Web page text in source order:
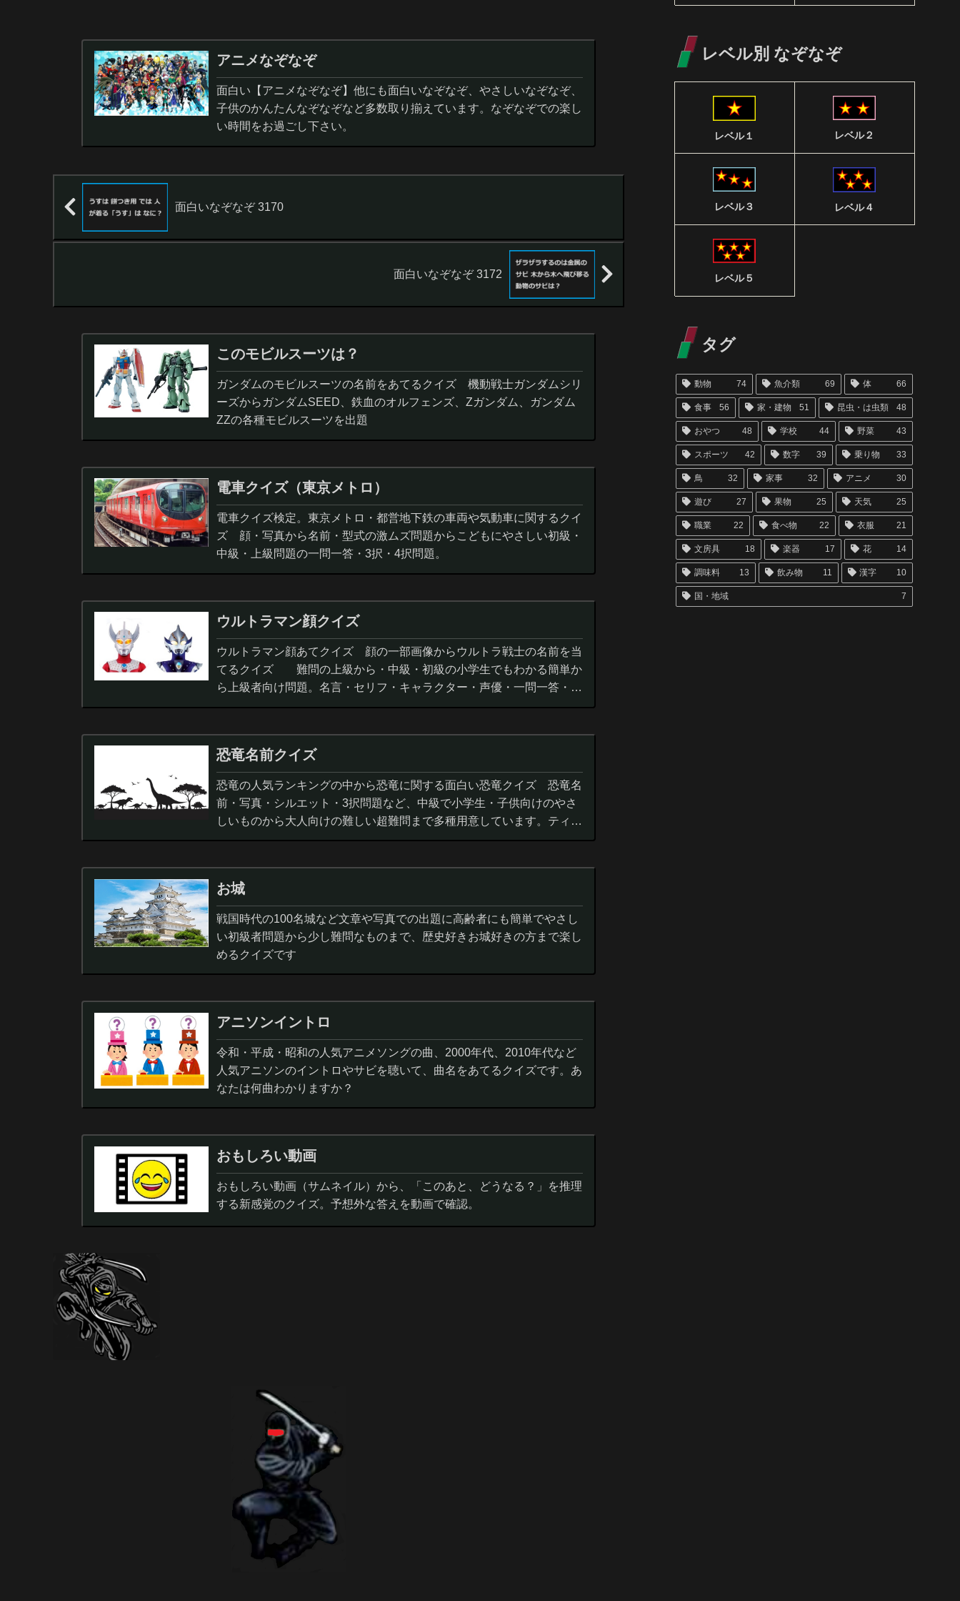
アニメなぞなぞ
面白い【アニメなぞなぞ】他にも面白いなぞなぞ、やさしいなぞなぞ、
子供のかんたんなぞなぞなど多数取り揃えています。なぞなぞでの楽し
い時間をお過ごし下さい。
面白いなぞなぞ 3170
面白いなぞなぞ 3172
このモビルスーツは？
ガンダムのモビルスーツの名前をあてるクイズ 機動戦士ガンダムシリ
ーズからガンダムSEED、鉄血のオルフェンズ、Zガンダム、ガンダム
ZZの各種モビルスーツを出題
電車クイズ（東京メトロ）
電車クイズ検定。東京メトロ・都営地下鉄の車両や気動車に関するクイ
ズ 顔・写真から名前・型式の激ムズ問題からこどもにやさしい初級・
中級・上級問題の一問一答・3択・4択問題。
ウルトラマン顔クイズ
ウルトラマン顔あてクイズ 顔の一部画像からウルトラ戦士の名前を当
てるクイズ 難問の上級から・中級・初級の小学生でもわかる簡単か
ら上級者向け問題。名言・セリフ・キャラクター・声優・一問一答・3
択問題まで。
恐竜名前クイズ
恐竜の人気ランキングの中から恐竜に関する面白い恐竜クイズ 恐竜名
前・写真・シルエット・3択問題など、中級で小学生・子供向けのやさ
しいものから大人向けの難しい超難問まで多種用意しています。ティラ
ノサウルス,スピノサウルス,アロサウルス,モササ...
お城
戦国時代の100名城など文章や写真での出題に高齢者にも簡単でやさし
い初級者問題から少し難問なものまで、歴史好きお城好きの方まで楽し
めるクイズです
アニソンイントロ
令和・平成・昭和の人気アニメソングの曲、2000年代、2010年代など
人気アニソンのイントロやサビを聴いて、曲名をあてるクイズです。あ
なたは何曲わかりますか？
おもしろい動画
おもしろい動画（サムネイル）から、「このあと、どうなる？」を推理
する新感覚のクイズ。予想外な答えを動画で確認。
レベル別 なぞなぞ
レベル１ レベル２
レベル３ レベル４
レベル５
タグ
動物 74 魚介類 69 体 66
食事 56 家・建物 51 昆虫・は虫類 48
おやつ 48 学校 44 野菜 43
スポーツ 42 数字 39 乗り物 33
鳥 32 家事 32 アニメ 30
遊び 27 果物 25 天気 25
職業 22 食べ物 22 衣服 21
文房具 18 楽器 17 花 14
調味料 13 飲み物 11 漢字 10
国・地域 7